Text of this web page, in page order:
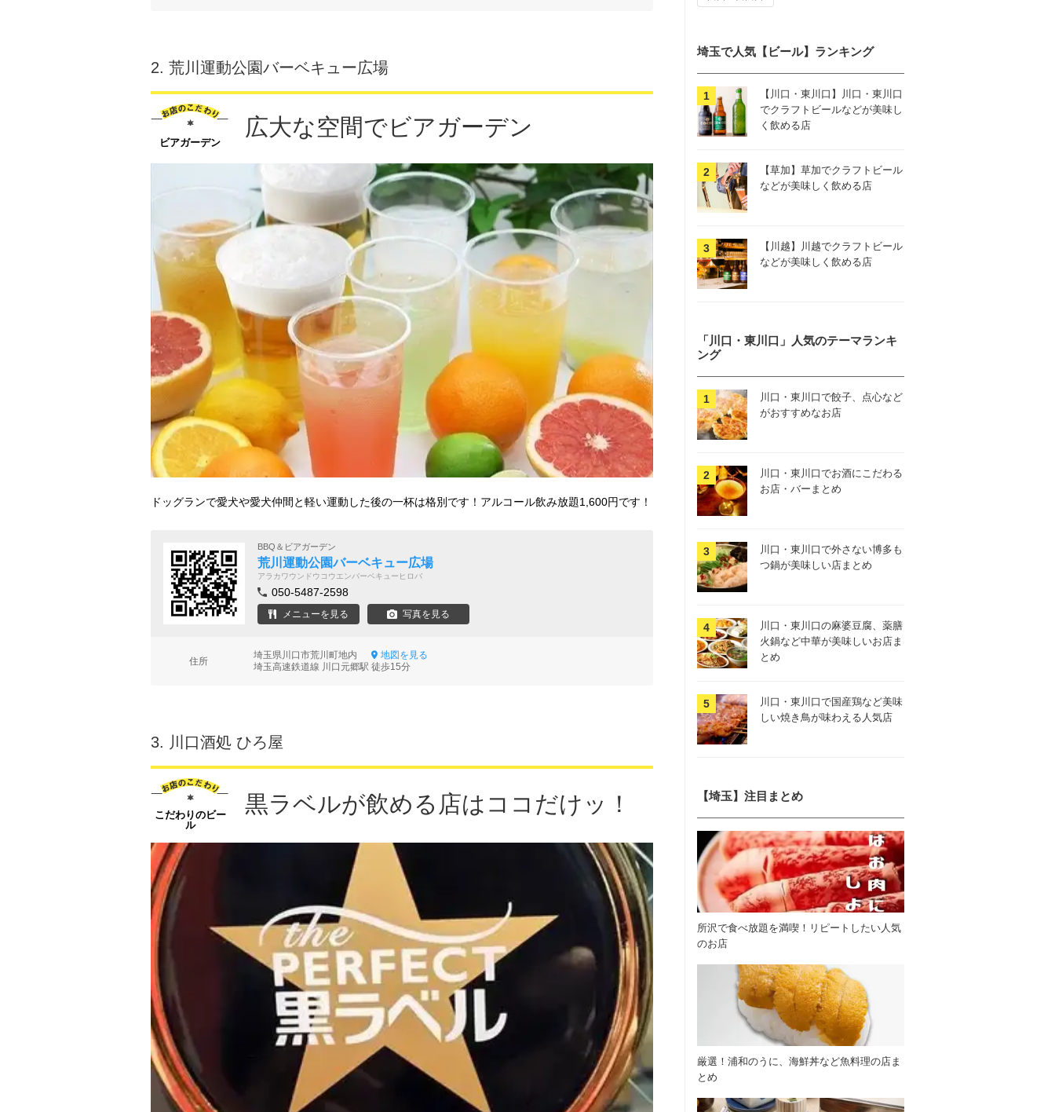
2. 荒川運動公園バーベキュー広場
ビアガーデン
広大な空間でビアガーデン
ドッグランで愛犬や愛犬仲間と軽い運動した後の一杯は格別です！アルコール飲み放題1,600円です！
BBQ＆ビアガーデン
荒川運動公園バーベキュー広場
アラカワウンドウコウエンバーベキューヒロバ
050-5487-2598
メニューを見る 写真を見る
住所
埼玉県川口市荒川町地内
地図を見る
埼玉高速鉄道線 川口元郷駅 徒歩15分
3. 川口酒処 ひろ屋
こだわりのビー
ル
黒ラベルが飲める店はココだけッ！
埼玉で人気【ビール】ランキング
【川口・東川口】川口・東川口
でクラフトビールなどが美味し
く飲める店
【草加】草加でクラフトビール
などが美味しく飲める店
【川越】川越でクラフトビール
などが美味しく飲める店
「川口・東川口」人気のテーマランキ
ング
川口・東川口で餃子、点心など
がおすすめなお店
川口・東川口でお酒にこだわる
お店・バーまとめ
川口・東川口で外さない博多も
つ鍋が美味しい店まとめ
川口・東川口の麻婆豆腐、薬膳
火鍋など中華が美味しいお店ま
とめ
川口・東川口で国産鶏など美味
しい焼き鳥が味わえる人気店
【埼玉】注目まとめ
所沢で食べ放題を満喫！リピートしたい人気
のお店
厳選！浦和のうに、海鮮丼など魚料理の店ま
とめ